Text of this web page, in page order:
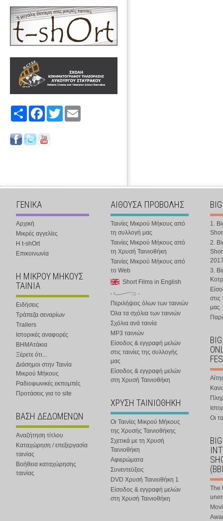
Share FacebookTwitter
ΓΕΝΙΚΑ
Αρχική
Μικρές αγγελίες
Η t-shOrt
Επικοινωνία
Η ΜΙΚΡΟΥ ΜΗΚΟΥΣ
ΤΑΙΝΙΑ
Ειδήσεις
Τράπεζα σεναρίων
Trailers
Ιστορικές αναφορές
ΒΗΜΑτάκια
Ξέρετε ότι...
Διάσημοι στην Ταινία
Μικρού Μήκους
Ραδιοφωνικές εκπομπές
Προτάσεις για το site
ΒΑΣΗ ΔΕΔΟΜΕΝΩΝ
Αναζήτηση τίτλου
Καταχώρηση / επεξεργασία
ταινίας
Βοήθεια καταχώρησης
ταινίας
ΑΙΘΟΥΣΑ ΠΡΟΒΟΛΗΣ
Ταινίες Μικρού Μήκους από
τη συλλογή μας
Ταινίες Μικρού Μήκους από
τη Χρυσή Ταινιοθήκη
Ταινίες Μικρού Μήκους από
το Web
Short Films in English
Περιλήψεις όλων των ταινιών
Όλα τα σχόλια των ταινιών
Σχόλια ανά ταινία
MP3 ταινιών
Είσοδος & εγγραφή μελών
στις ταινίες της συλλογής
μας
Είσοδος & εγγραφή μελών
στη Χρυσή Ταινιοθήκη
ΧΡΥΣΗ ΤΑΙΝΙΟΘΗΚΗ
Οι Ταινίες Μικρού Μήκους
της Χρυσής Ταινιοθήκης
Σχετικά με τη Χρυσή
Ταινιοθήκη
Αφιερώματα
Συνεντεύξεις
DVD Χρυσή Ταινιοθήκη 1
Είσοδος & εγγραφή μελών
στη Χρυσή Ταινιοθήκη
1.
2.
3.
στις
μας
Οι
The